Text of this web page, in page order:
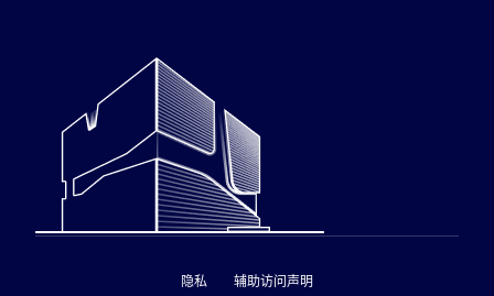
隐私 辅助访问声明